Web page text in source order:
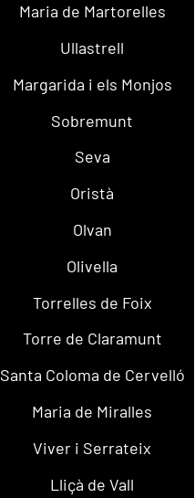
Maria de Martorelles
Ullastrell
Margarida i els Monjos
Sobremunt
Seva
Oristà
Olvan
Olivella
Torrelles de Foix
Torre de Claramunt
Santa Coloma de Cervelló
Maria de Miralles
Viver i Serrateix
Lliçà de Vall